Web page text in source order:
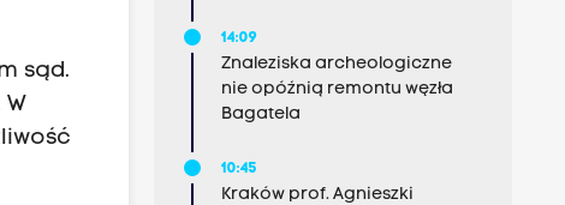
sąd.
14:09
Znaleziska archeologiczne
nie opóźnią remontu węzła
Bagatela
10:45
Kraków prof. Agnieszki